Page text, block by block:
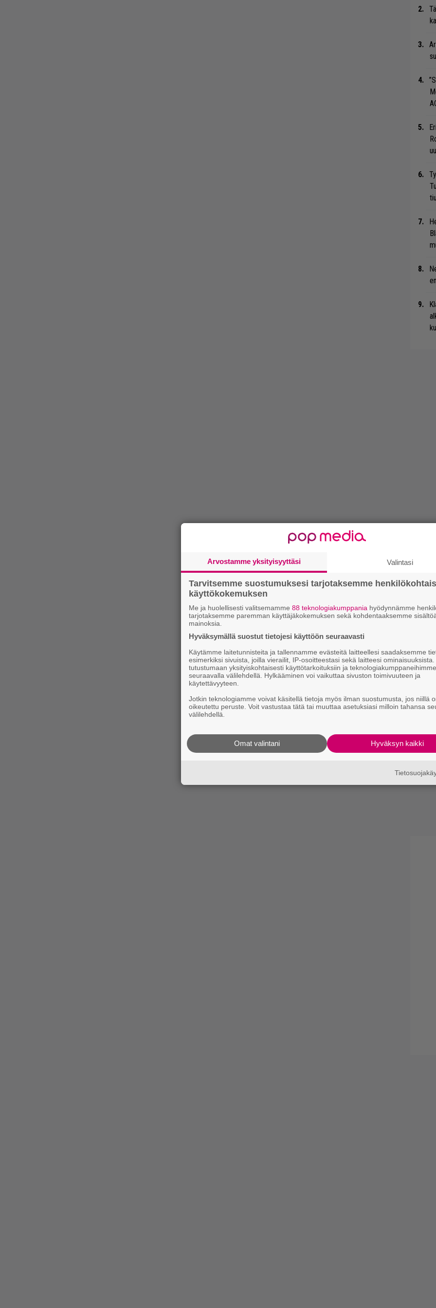
Arvostamme yksityisyyttäsi Valintasi
Tarvitsemme suostumuksesi tarjotaksemme
käyttökokemuksen
Me ja huolellisesti valitsemamme 88 teknologiakumppania hyödynnämme
tarjotaksemme paremman käyttäjäkokemuksen sekä kohdentaaksemme
mainoksia.
Hyväksymällä suostut tietojesi käyttöön seuraavasti
Käytämme laitetunnisteita ja tallennamme evästeitä laitteellesi saadaksemme
esimerkiksi sivuista, joilla vierailit, IP-osoitteestasi sekä laitteesi
tutustumaan yksityiskohtaisesti käyttötarkoituksiin ja teknologiakumppaneihimme
seuraavalla välilehdellä. Hylkääminen voi vaikuttaa sivuston toimivuuteen ja
käytettävyyteen.
Jotkin teknologiamme voivat käsitellä tietoja myös ilman suostumusta, jos niillä
oikeutettu peruste. Voit vastustaa tätä tai muuttaa asetuksiasi milloin tahansa
välilehdellä.
Hyväksyn kaikki
Omat valintani